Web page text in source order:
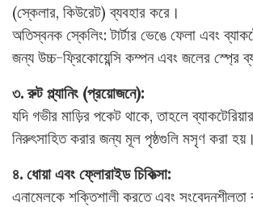
(স্কেলার, কিউরেট) ব্যবহার করে।
অতিস্বনক স্কেলিং: টার্টার ভেঙে ফেলা এবং
জন্য উচ্চ-ফ্রিকোয়েন্সি কম্পন এবং জলের স্প্রে
৩. রুট প্ল্যানিং (প্রয়োজনে):
যদি গভীর মাড়ির পকেট থাকে, তাহলে
নিরুৎসাহিত করার জন্য মূল পৃষ্ঠগুলি মসৃণ করা হয়।
৪. ধোয়া এবং ফ্লোরাইড চিকিত্সা:
এনামেলকে শক্তিশালী করতে এবং